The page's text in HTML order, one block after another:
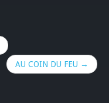
AU COIN DU FEU →